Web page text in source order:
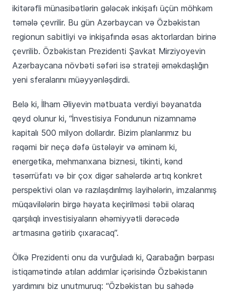
ikitərəfli münasibətlərin gələcək inkişafı üçün möhkəm
təmələ çevrilir. Bu gün Azərbaycan və Özbəkistan
regionun sabitliyi və inkişafında əsas aktorlardan birinə
çevrilib. Özbəkistan Prezidenti Şavkat Mirziyoyevin
Azərbaycana növbəti səfəri isə strateji əməkdaşlığın
yeni sferalarını müəyyənləşdirdi.
Belə ki, İlham Əliyevin mətbuata verdiyi bəyanatda
qeyd olunur ki, “İnvestisiya Fondunun nizamnamə
kapitalı 500 milyon dollardır. Bizim planlarımız bu
rəqəmi bir neçə dəfə üstələyir və əminəm ki,
energetika, mehmanxana biznesi, tikinti, kənd
təsərrüfatı və bir çox digər sahələrdə artıq konkret
perspektivi olan və razılaşdırılmış layihələrin, imzalanmış
müqavilələrin birgə həyata keçirilməsi təbii olaraq
qarşılıqlı investisiyaların əhəmiyyətli dərəcədə
artmasına gətirib çıxaracaq”.
Ölkə Prezidenti onu da vurğuladı ki, Qarabağın bərpası
istiqamətində atılan addımlar içərisində Özbəkistanın
yardımını biz unutmuruq: “Özbəkistan bu sahədə